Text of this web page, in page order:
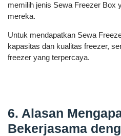
memilih jenis Sewa Freezer Box
mereka.
Untuk mendapatkan Sewa
kapasitas dan kualitas freezer,
freezer yang terpercaya.
6. Alasan
Bekerjasama